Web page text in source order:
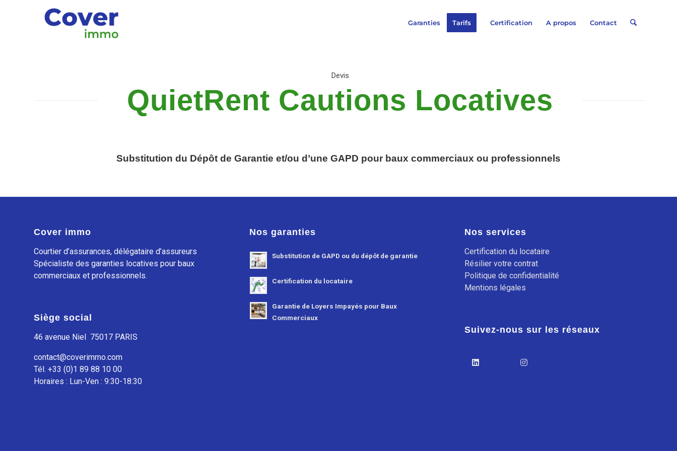
Garanties Tarifs Certification A propos Contact
Devis
QuietRent Cautions Locatives
Substitution du Dépôt de Garantie et/ou d’une GAPD pour baux commerciaux ou professionnels
Cover immo
Courtier d’assurances, délégataire d’assureurs
Spécialiste des garanties locatives pour baux
commerciaux et professionnels.
Siège social
46 avenue Niel 75017 PARIS
contact@coverimmo.com
Tél. +33 (0)1 89 88 10 00
Horaires : Lun-Ven : 9:30-18:30
Nos garanties
Substitution de GAPD ou du dépôt de garantie
Certification du locataire
Garantie de Loyers Impayés pour Baux
Commerciaux
Nos services
Certification du locataire
Résilier votre contrat
Politique de confidentialité
Mentions légales
Suivez-nous sur les réseaux